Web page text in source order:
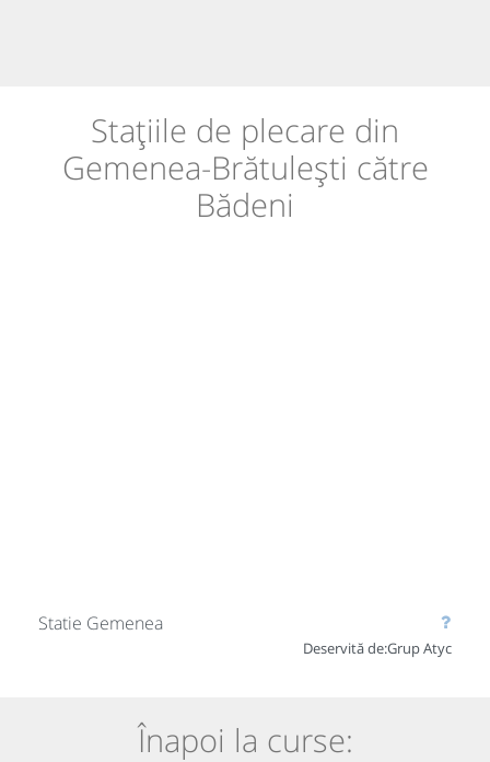
Stațiile de plecare din
Gemenea-Brătulești către
Bădeni
Statie Gemenea
Deservită de:Grup Atyc
Înapoi la curse: